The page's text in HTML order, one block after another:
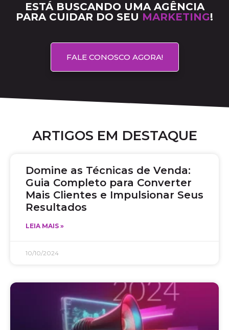
ESTÁ BUSCANDO UMA AGÊNCIA
PARA CUIDAR DO SEU MARKETING!
FALE CONOSCO AGORA!
ARTIGOS EM DESTAQUE
Domine as Técnicas de Venda:
Guia Completo para Converter
Mais Clientes e Impulsionar Seus
Resultados
LEIA MAIS »
10/10/2024